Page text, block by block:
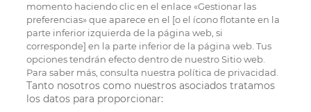
momento haciendo clic en el enlace «Gestionar las
preferencias» que aparece en el [o el ícono flotante en la
parte inferior izquierda de la página web, si
corresponde] en la parte inferior de la página web. Tus
opciones tendrán efecto dentro de nuestro Sitio web.
Para saber más, consulta nuestra política de privacidad.
Tanto nosotros como nuestros asociados tratamos
los datos para proporcionar: